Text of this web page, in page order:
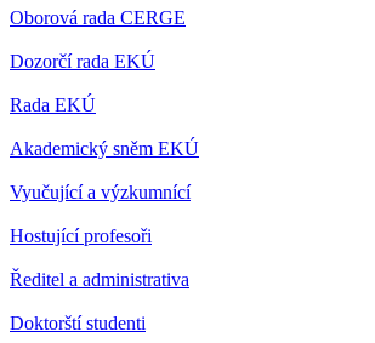
Oborová rada CERGE
Dozorčí rada EKÚ
Rada EKÚ
Akademický sněm EKÚ
Vyučující a výzkumnící
Hostující profesoři
Ředitel a administrativa
Doktorští studenti